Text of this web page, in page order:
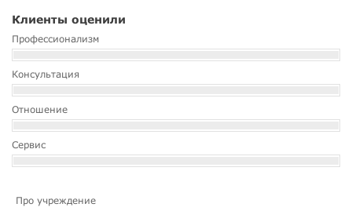
Клиенты оценили
Профессионализм
Консультация
Отношение
Сервис
Про учреждение